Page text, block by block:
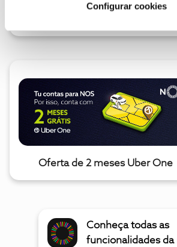
Configurar cookies
Oferta de 2 meses Uber One
Conheça todas as
funcionalidades da